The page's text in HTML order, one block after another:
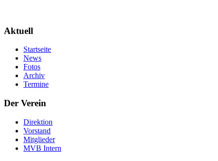
Aktuell
Startseite
News
Fotos
Archiv
Termine
Der Verein
Direktion
Vorstand
Mitglieder
MVB Intern